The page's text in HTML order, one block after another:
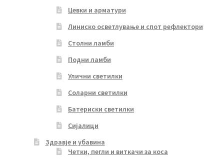
Цевки и арматури
Линиско осветлување и спот рефлектори
Столни ламби
Подни ламби
Улични светилки
Соларни светилки
Батериски светилки
Сијалици
Здравје и убавина
Четки, пегли и виткачи за коса